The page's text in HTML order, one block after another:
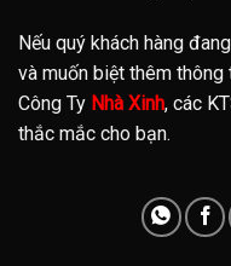
Nếu quý khách hàng
và muốn biệt thêm thông
Công Ty Nhà Xinh, các
thắc mắc cho bạn.